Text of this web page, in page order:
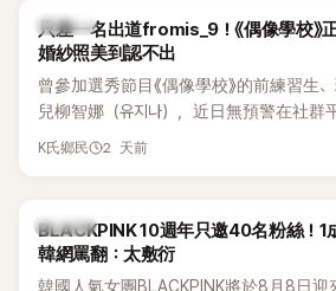
K-POP
只差一名出道fromis_9！《偶像學校》
婚紗照美到認不出
曾參加選秀節目《偶像學校》的前練習生
兒柳智娜（유지나），近日無預警在社群
照，親自宣布即將步入婚姻，消息曝光
K氏鄉民 2 天前
K-POP
BLACKPINK 10週年只邀40名粉絲！1
韓網罵翻：太敷衍
韓國人氣女團BLACKPINK將於8月8日迎